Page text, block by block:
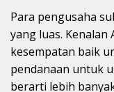
Para pengusaha
yang luas. Kenalan
kesempatan baik
pendanaan untuk
berarti lebih